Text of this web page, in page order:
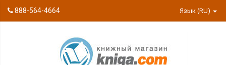
888-564-4664 Язык (RU)